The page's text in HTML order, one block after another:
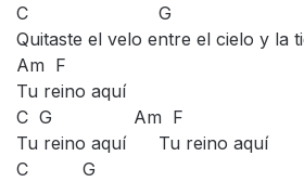
C G
Quitaste el velo entre el cielo y la
Am F
Tu reino aquí
C G Am F
Tu reino aquí Tu reino aquí
C G